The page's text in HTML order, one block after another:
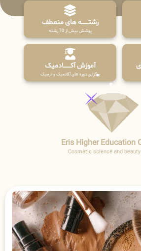
رشتـــــــه های منعطف
پوشش بیش از 70 رشته
آموزش آکـــــــادمیک
برگزاری دوره های آکادمیک و ترمیک
Eris Higher Education
Cosmetic science and